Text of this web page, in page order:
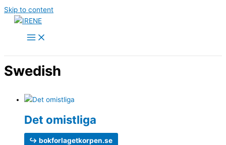
Skip to content
Swedish
Det omistliga
↪ bokforlagetkorpen.se